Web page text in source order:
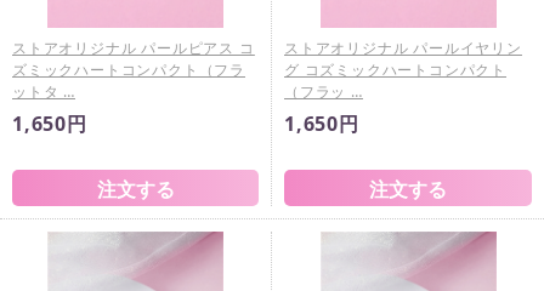
ストアオリジナル パールピアス コ
ズミックハートコンパクト（フラ
ットタ …
1,650円
ストアオリジナル パールイヤリン
グ コズミックハートコンパクト
（フラッ …
1,650円